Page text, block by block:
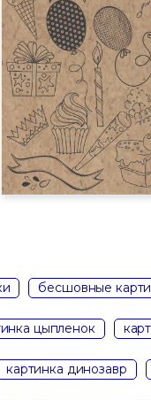
бесшовные
цыпленок
картинка динозавр